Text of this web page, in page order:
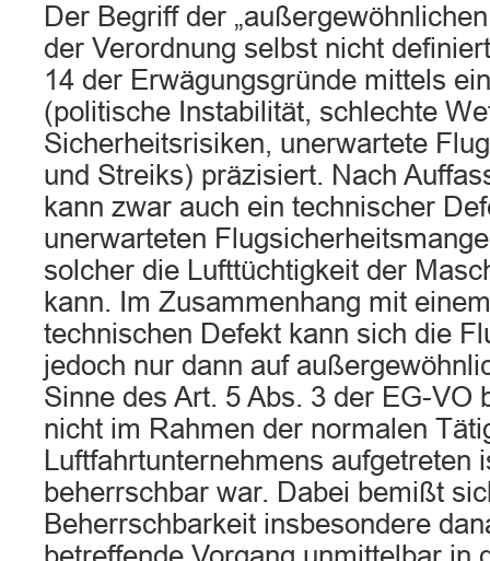
Der Begriff der
der Verordnung selbst nicht
14 der Erwägungsgründe mittels
(politische Instabilität, schlechte
Sicherheitsrisiken, unerwartete
und Streiks) präzisiert. Nach
kann zwar auch ein technischer
unerwarteten
solcher die Lufttüchtigkeit der
kann. Im Zusammenhang mit
technischen Defekt kann sich die
jedoch nur dann auf
Sinne des Art. 5 Abs. 3 der EG-VO
nicht im Rahmen der normalen
Luftfahrtunternehmens aufgetreten
beherrschbar war. Dabei bemißt
Beherrschbarkeit insbesondere